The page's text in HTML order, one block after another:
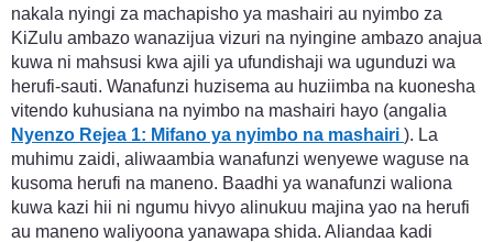
nakala nyingi za machapisho ya mashairi au nyimbo za
KiZulu ambazo wanazijua vizuri na nyingine ambazo anajua
kuwa ni mahsusi kwa ajili ya ufundishaji wa ugunduzi wa
herufi-sauti. Wanafunzi huzisema au huziimba na kuonesha
vitendo kuhusiana na nyimbo na mashairi hayo (angalia
Nyenzo Rejea 1: Mifano ya nyimbo na mashairi ). La
muhimu zaidi, aliwaambia wanafunzi wenyewe waguse na
kusoma herufi na maneno. Baadhi ya wanafunzi waliona
kuwa kazi hii ni ngumu hivyo alinukuu majina yao na herufi
au maneno waliyoona yanawapa shida. Aliandaa kadi